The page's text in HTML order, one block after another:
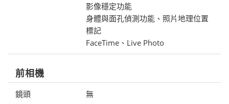
影像穩定功能
身體與面孔偵測功能、照片地理位置
標記
FaceTime、Live Photo
前相機
鏡頭 無